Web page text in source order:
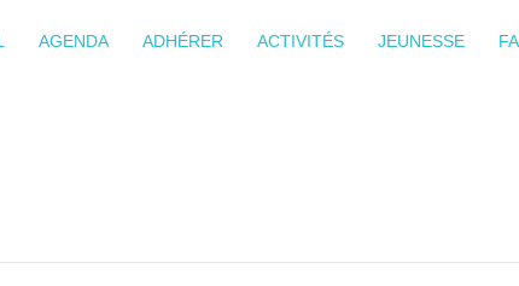
AGENDA ADHÉRER ACTIVITÉS JEUNESSE